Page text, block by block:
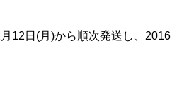
12日(月)から順次発送し、2016